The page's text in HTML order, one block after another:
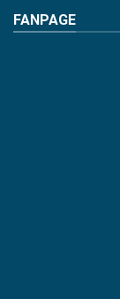
FANPAGE